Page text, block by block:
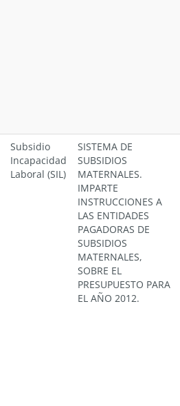
Subsidio
Incapacidad
Laboral (SIL)
SISTEMA DE
SUBSIDIOS
MATERNALES.
IMPARTE
INSTRUCCIONES A
LAS ENTIDADES
PAGADORAS DE
SUBSIDIOS
MATERNALES,
SOBRE EL
PRESUPUESTO PARA
EL AÑO 2012.